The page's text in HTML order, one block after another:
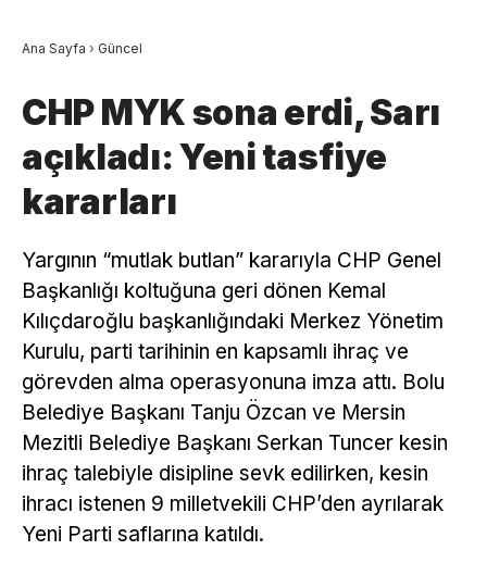
Ana Sayfa › Güncel
CHP MYK sona erdi, Sarı
açıkladı: Yeni tasfiye
kararları
Yargının “mutlak butlan” kararıyla CHP Genel
Başkanlığı koltuğuna geri dönen Kemal
Kılıçdaroğlu başkanlığındaki Merkez Yönetim
Kurulu, parti tarihinin en kapsamlı ihraç ve
görevden alma operasyonuna imza attı. Bolu
Belediye Başkanı Tanju Özcan ve Mersin
Mezitli Belediye Başkanı Serkan Tuncer kesin
ihraç talebiyle disipline sevk edilirken, kesin
ihracı istenen 9 milletvekili CHP’den ayrılarak
Yeni Parti saflarına katıldı.